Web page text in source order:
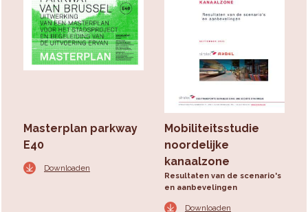
Masterplan parkway
E40
Downloaden
Mobiliteitsstudie
noordelijke
kanaalzone
Resultaten van de scenario's
en aanbevelingen
Downloaden